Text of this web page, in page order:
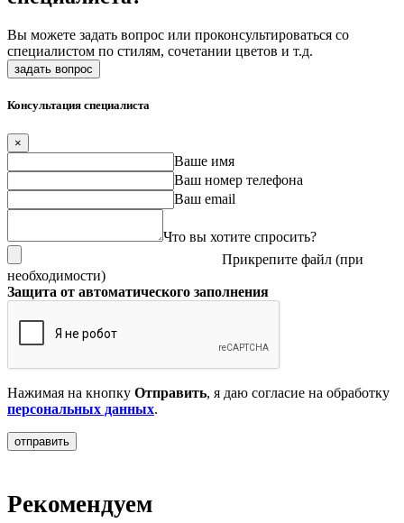
Вы можете задать вопрос или проконсультироваться cо
специалистом по стилям, сочетании цветов и т.д.
задать вопрос
Консультация специалиста
×
Ваше имя
Ваш номер телефона
Ваш email
Что вы хотите спросить?
Прикрепите файл (при
необходимости)
Защита от автоматического заполнения
Нажимая на кнопку Отправить, я даю согласие на обработку
персональных данных.
Рекомендуем